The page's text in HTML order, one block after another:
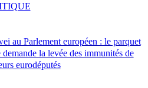
au Parlement européen : le parquet
demande la levée des immunités de
eurodéputés